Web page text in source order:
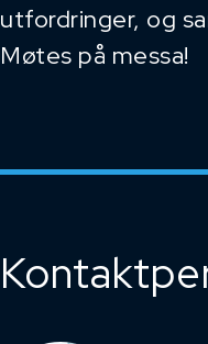
utfordringer, og
Møtes på messa!